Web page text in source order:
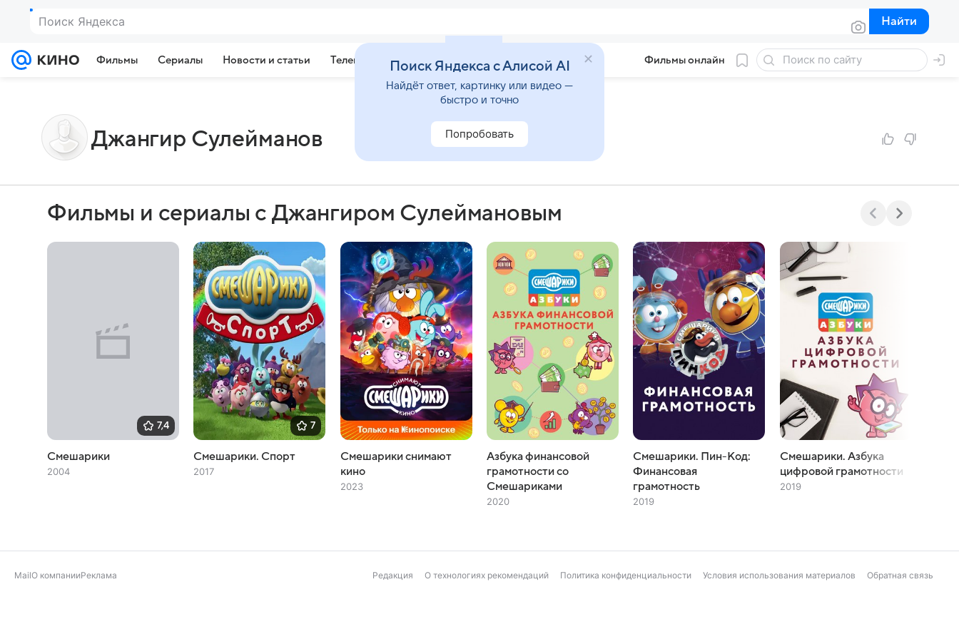
Поиск Яндекса Найти
Найти
Фильмы Сериалы Новости и статьи Телепрограмма Звезды Фильмы онлайн
Джангир Сулейманов
Фильмы и сериалы с Джангиром Сулеймановым
7,4
Смешарики
2004
7
Смешарики. Спорт
2017
Смешарики снимают
кино
2023
Азбука финансовой
грамотности со
Смешариками
2020
Смешарики. Пин-Код:
Финансовая
грамотность
2019
Смешарики. Азбука
цифровой грамотности
2019
MailО компанииРеклама Редакция О технологиях рекомендаций Политика конфиденциальности Условия использования материалов Обратная связь
Поиск Яндекса с Алисой AI
Найдёт ответ, картинку или видео —
быстро и точно
Попробовать